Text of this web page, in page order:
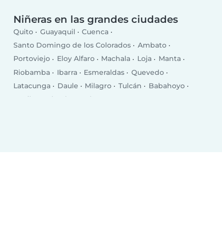
Niñeras en las grandes ciudades
Quito Guayaquil
Cuenca
Santo Domingo de los Colorados
Ambato
Portoviejo
Eloy Alfaro Machala Loja
Manta
Riobamba
Ibarra Esmeraldas
Quevedo
Latacunga
Daule Milagro Tulcán
Babahoyo
La Libertad
El Empalme